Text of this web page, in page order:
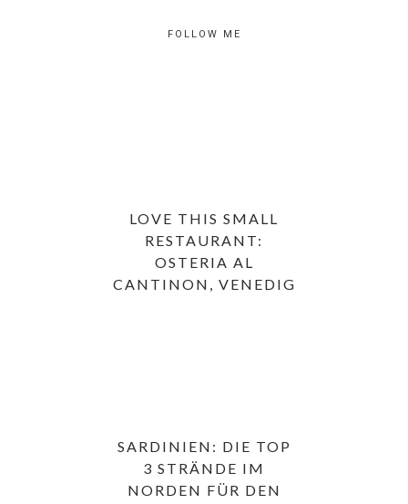
FOLLOW ME
LOVE THIS SMALL
RESTAURANT:
OSTERIA AL
CANTINON, VENEDIG
SARDINIEN: DIE TOP
3 STRÄNDE IM
NORDEN FÜR DEN